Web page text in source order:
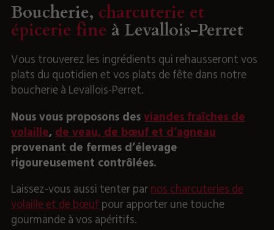
Boucherie, charcuterie et
épicerie fine à Levallois-Perret
Vous trouverez les ingrédients qui rehausseront vos
plats du quotidien et vos plats de fête dans notre
boucherie à Levallois-Perret.
Nous vous proposons desviandes fraîches de
volaille,de veau, de bœuf et d’agneau
provenant de fermes d’élevage
rigoureusement contrôlées.
Laissez-vous aussi tenter parnos charcuteries de
volaille et de bœufpour apporter une touche
gourmande à vos apéritifs.